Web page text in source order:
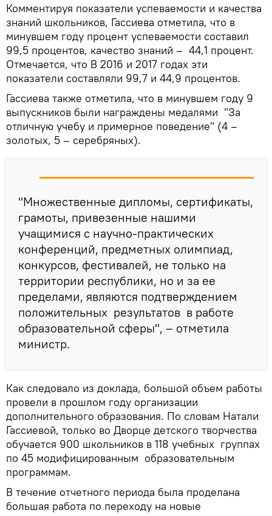
Комментируя показатели успеваемости и качества
знаний школьников, Гассиева отметила, что в
минувшем году процент успеваемости составил
99,5 процентов, качество знаний – 44,1 процент.
Отмечается, что В 2016 и 2017 годах эти
показатели составляли 99,7 и 44,9 процентов.
Гассиева также отметила, что в минувшем году 9
выпускников были награждены медалями "За
отличную учебу и примерное поведение" (4 –
золотых, 5 – серебряных).
"Множественные дипломы, сертификаты,
грамоты, привезенные нашими
учащимися с научно-практических
конференций, предметных олимпиад,
конкурсов, фестивалей, не только на
территории республики, но и за ее
пределами, являются подтверждением
положительных результатов в работе
образовательной сферы", – отметила
министр.
Как следовало из доклада, большой объем работы
провели в прошлом году организации
дополнительного образования. По словам Натали
Гассиевой, только во Дворце детского творчества
обучается 900 школьников в 118 учебных группах
по 45 модифицированным образовательным
программам.
В течение отчетного периода была проделана
большая работа по переходу на новые